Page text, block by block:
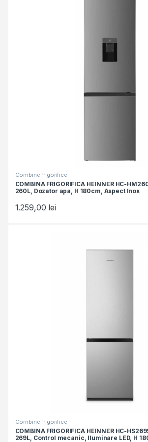
Combine frigorifice
COMBINA FRIGORIFICA HEINNER HC-
260L, Dozator apa, H 180cm, Aspect Inox
1.259,00 lei
Combine frigorifice
COMBINA FRIGORIFICA HEINNER HC-
269L, Control mecanic, Iluminare LED, H